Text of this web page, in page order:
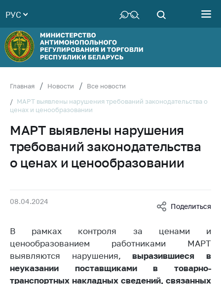
Руководство
Структура
Министерства
Территориальные
Законодательство
Антикоррупционная
деятельность
Общественно-
консультативный
Соискателям
Белорусская
универсальная
товарная биржа
Общественная
жизнь
РУС
Главная Новости
Все новости
МАРТ выявлены нарушения требований законодательства о
ценах и ценообразовании
МАРТ выявлены нарушения
требований законодательства
о ценах и ценообразовании
08.04.2024
Поделиться
В рамках контроля за ценами и
ценообразованием работниками МАРТ
выявляются нарушения,выразившиеся в
неуказании поставщиками в товарно-
транспортных накладных сведений, связанных